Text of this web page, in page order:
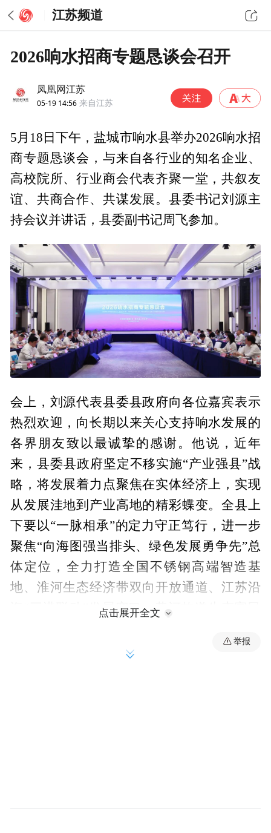
江苏频道
2026响水招商专题恳谈会召开
凤凰网江苏
05-19 14:56 来自江苏
5月18日下午，盐城市响水县举办2026响水招
商专题恳谈会，与来自各行业的知名企业、
高校院所、行业商会代表齐聚一堂，共叙友
谊、共商合作、共谋发展。县委书记刘源主
持会议并讲话，县委副书记周飞参加。
会上，刘源代表县委县政府向各位嘉宾表示
热烈欢迎，向长期以来关心支持响水发展的
各界朋友致以最诚挚的感谢。他说，近年
来，县委县政府坚定不移实施“产业强县”战
略，将发展着力点聚焦在实体经济上，实现
从发展洼地到产业高地的精彩蝶变。全县上
下要以“一脉相承”的定力守正笃行，进一步
聚焦“向海图强当排头、绿色发展勇争先”总
体定位，全力打造全国不锈钢高端智造基
地、淮河生态经济带双向开放通道、江苏沿
海“三港联动”发展窗口、黄河故道生态富民
系，在共同富裕上有更多作为，在绿色低碳
点击展开全文
举报